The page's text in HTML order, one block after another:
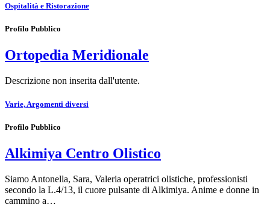
Ospitalità e Ristorazione
Profilo Pubblico
Ortopedia Meridionale
Descrizione non inserita dall'utente.
Varie, Argomenti diversi
Profilo Pubblico
Alkimiya Centro Olistico
Siamo Antonella, Sara, Valeria operatrici olistiche, professionisti
secondo la L.4/13, il cuore pulsante di Alkimiya. Anime e donne in
cammino a…